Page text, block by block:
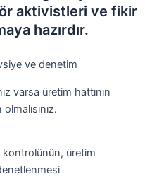
aktivistleri ve fikir
hazırdır.
ve denetim
varsa üretim hattının
kontrolünün, üretim